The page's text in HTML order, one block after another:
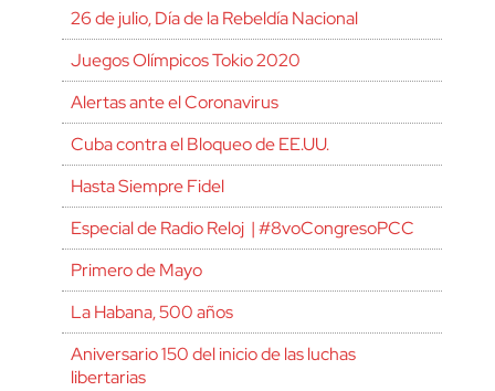
26 de julio, Día de la Rebeldía Nacional
Juegos Olímpicos Tokio 2020
Alertas ante el Coronavirus
Cuba contra el Bloqueo de EE.UU.
Hasta Siempre Fidel
Especial de Radio Reloj | #8voCongresoPCC
Primero de Mayo
La Habana, 500 años
Aniversario 150 del inicio de las luchas
libertarias